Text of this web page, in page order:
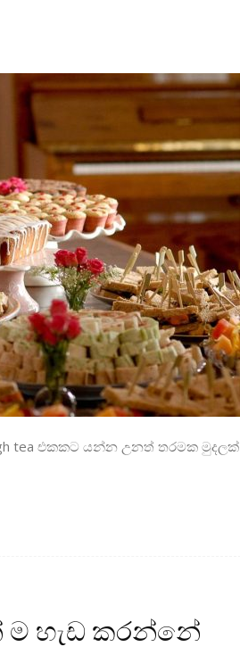
tea එකකට යන්න උනත් තරමක මුදලක්
හැඩ කරන්නේ